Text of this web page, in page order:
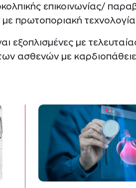
επικοινωνίας/
πρωτοποριακή
εξοπλισμένες με
ασθενών με